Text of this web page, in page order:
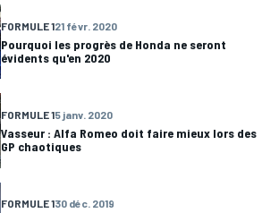
FORMULE 121 févr. 2020
Pourquoi les progrès de Honda ne seront
évidents qu'en 2020
FORMULE 15 janv. 2020
Vasseur : Alfa Romeo doit faire mieux lors des
GP chaotiques
FORMULE 130 déc. 2019